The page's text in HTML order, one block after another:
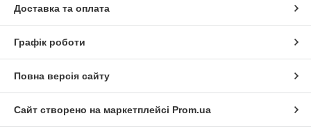
Доставка та оплата
Графік роботи
Повна версія сайту
Сайт створено на маркетплейсі Prom.ua